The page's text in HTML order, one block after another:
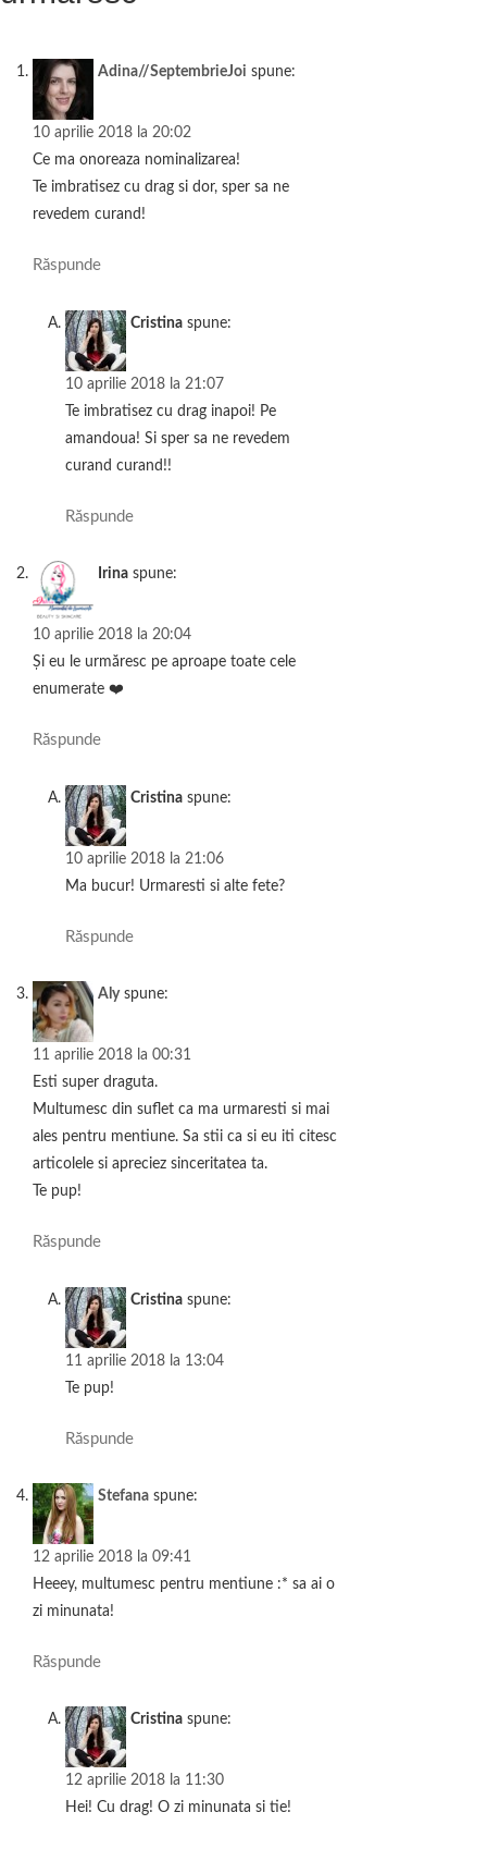
Adina//SeptembrieJoi spune:
10 aprilie 2018 la 20:02
Ce ma onoreaza nominalizarea!
Te imbratisez cu drag si dor, sper sa ne
revedem curand!
Răspunde
Cristina spune:
10 aprilie 2018 la 21:07
Te imbratisez cu drag inapoi! Pe
amandoua! Si sper sa ne revedem
curand curand!!
Răspunde
Irina spune:
10 aprilie 2018 la 20:04
Și eu le urmăresc pe aproape toate cele
enumerate ❤️
Răspunde
Cristina spune:
10 aprilie 2018 la 21:06
Ma bucur! Urmaresti si alte fete?
Răspunde
Aly spune:
11 aprilie 2018 la 00:31
Esti super draguta.
Multumesc din suflet ca ma urmaresti si mai
ales pentru mentiune. Sa stii ca si eu iti citesc
articolele si apreciez sinceritatea ta.
Te pup!
Răspunde
Cristina spune:
11 aprilie 2018 la 13:04
Te pup!
Răspunde
Stefana spune:
12 aprilie 2018 la 09:41
Heeey, multumesc pentru mentiune :* sa ai o
zi minunata!
Răspunde
Cristina spune:
12 aprilie 2018 la 11:30
Hei! Cu drag! O zi minunata si tie!